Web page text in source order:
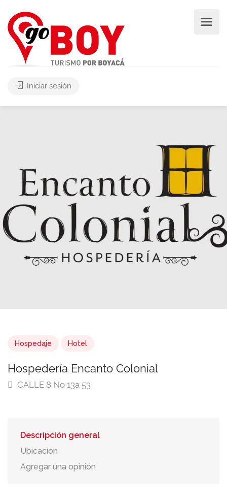
Iniciar sesión
Hospedaje Hotel
Hospedería Encanto Colonial
CALLE 8 No 13a 53
Descripción general
Ubicación
Agregar una opinión